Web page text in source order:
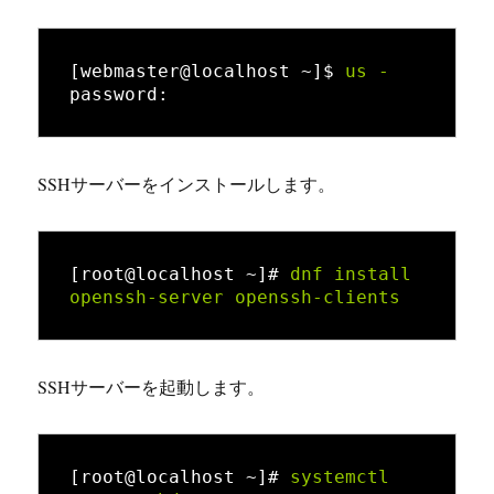
[webmaster@localhost ~]$
us -
password:
SSHサーバーをインストールします。
[root@localhost ~]# dnf install
openssh-server openssh-clients
SSHサーバーを起動します。
[root@localhost ~]# systemctl